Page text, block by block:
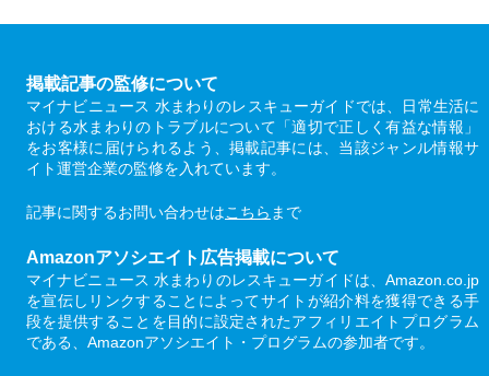
掲載記事の監修について
マイナビニュース 水まわりのレスキューガイドでは、日常生活に
おける水まわりのトラブルについて「適切で正しく有益な情報」
をお客様に届けられるよう、掲載記事には、当該ジャンル情報サ
イト運営企業の監修を入れています。
記事に関するお問い合わせはこちら まで
Amazonアソシエイト広告掲載について
マイナビニュース 水まわりのレスキューガイドは、Amazon.co.jp
を宣伝しリンクすることによってサイトが紹介料を獲得できる手
段を提供することを目的に設定されたアフィリエイトプログラム
である、Amazonアソシエイト・プログラムの参加者です。